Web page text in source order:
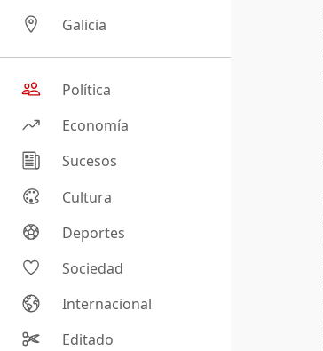
Galicia
Política
Economía
Sucesos
Cultura
Deportes
Sociedad
Internacional
Editado